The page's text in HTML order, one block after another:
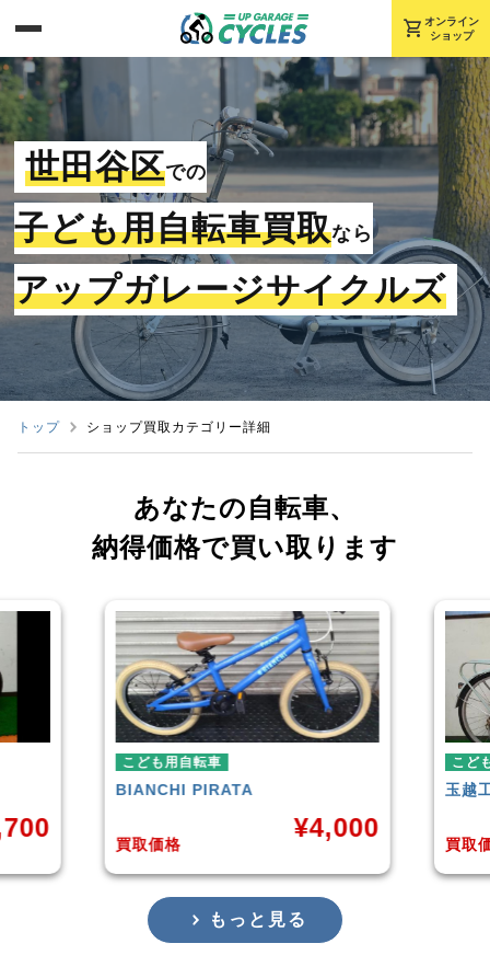
shopping_cart オンライン
ショップ
世田谷区での
子ども用自転車買取なら
アップガレージサイクルズ
トップ ショップ買取カテゴリー詳細
あなたの自転車、
納得価格で買い取ります
こども用自転車
玉越工業MAHALO JUNIOR 5th
買取価格
¥3,873
こど
買取
もっと見る